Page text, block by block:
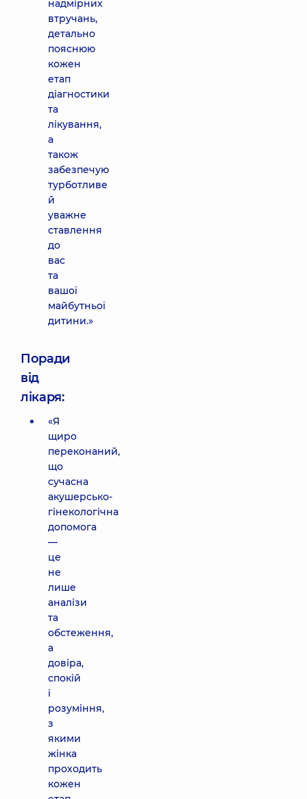
надмірних
втручань,
детально
пояснюю
кожен
етап
діагностики
та
лікування,
а
також
забезпечую
турботливе
й
уважне
ставлення
до
вас
та
вашої
майбутньої
дитини.»
Поради
від
лікаря:
«Я
щиро
переконаний,
що
сучасна
акушерсько-
гінекологічна
допомога
—
це
не
лише
аналізи
та
обстеження,
а
довіра,
спокій
і
розуміння,
з
якими
жінка
проходить
кожен